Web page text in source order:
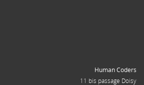
Human Coders
11 bis passage Doisy